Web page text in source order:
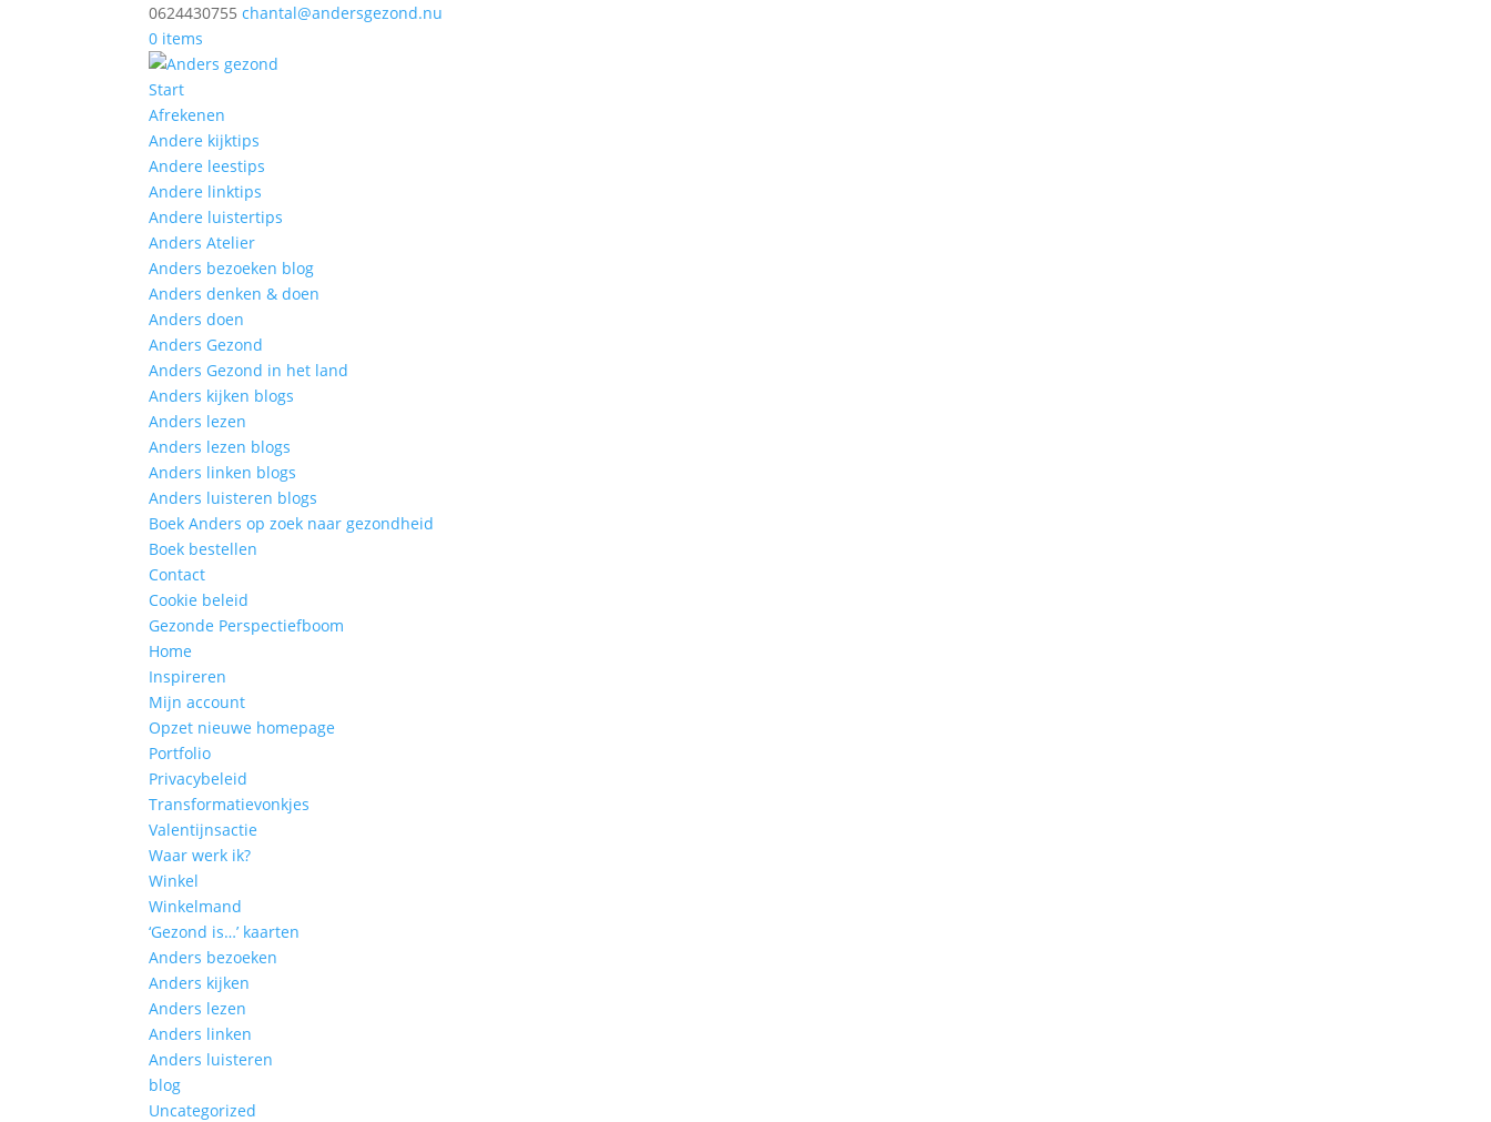
0624430755 chantal@andersgezond.nu
0 items
Start
Afrekenen
Andere kijktips
Andere leestips
Andere linktips
Andere luistertips
Anders Atelier
Anders bezoeken blog
Anders denken & doen
Anders doen
Anders Gezond
Anders Gezond in het land
Anders kijken blogs
Anders lezen
Anders lezen blogs
Anders linken blogs
Anders luisteren blogs
Boek Anders op zoek naar gezondheid
Boek bestellen
Contact
Cookie beleid
Gezonde Perspectiefboom
Home
Inspireren
Mijn account
Opzet nieuwe homepage
Portfolio
Privacybeleid
Transformatievonkjes
Valentijnsactie
Waar werk ik?
Winkel
Winkelmand
‘Gezond is…’ kaarten
Anders bezoeken
Anders kijken
Anders lezen
Anders linken
Anders luisteren
blog
Uncategorized